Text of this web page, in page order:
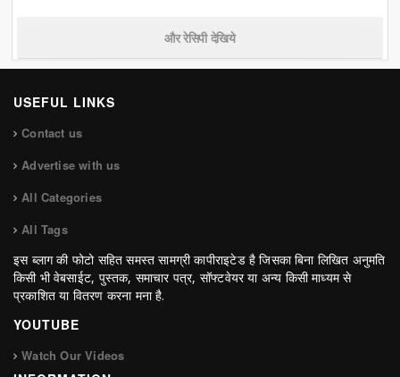
और रेसिपी देखिये
USEFUL LINKS
Contact us
Advertise with us
All Categories
All Tags
इस ब्लाग की फोटो सहित समस्त सामग्री कापीराइटेड है जिसका बिना लिखित अनुमति
किसी भी वेबसाईट, पुस्तक, समाचार पत्र, सॉफ्टवेयर या अन्य किसी माध्यम से
प्रकाशित या वितरण करना मना है.
YOUTUBE
Watch Our Videos